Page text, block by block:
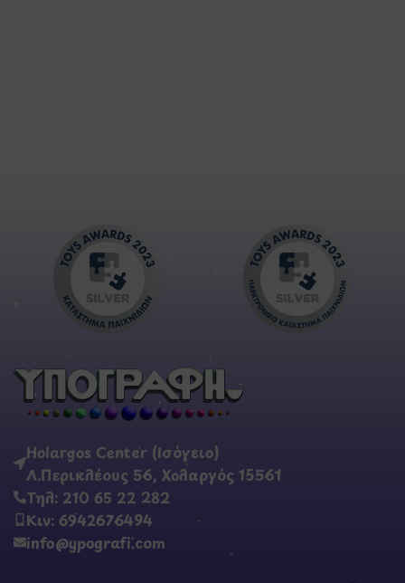
Holargos Center (Ισόγειο)
Λ.Περικλέους 56, Χολαργός 15561
Τηλ: 210 65 22 282
Κιν: 6942676494
info@ypografi.com